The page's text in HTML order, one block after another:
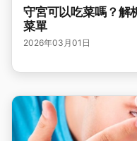
守宮可以吃菜嗎？解
菜單
2026年03月01日